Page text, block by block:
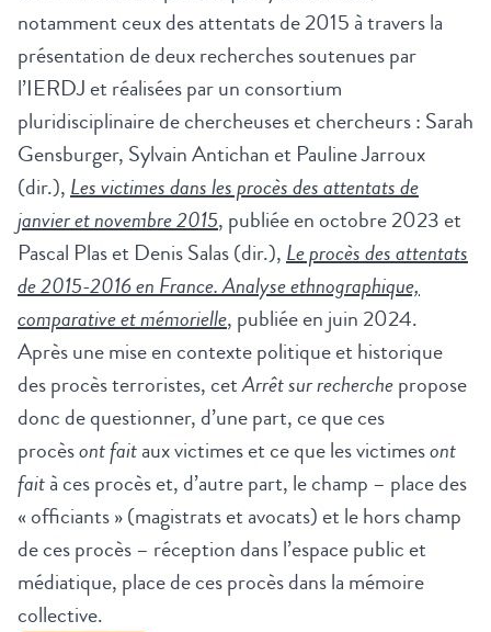
notamment ceux des attentats de 2015 à travers la
présentation de deux recherches soutenues par
l’IERDJ et réalisées par un consortium
pluridisciplinaire de chercheuses et chercheurs : Sarah
Gensburger, Sylvain Antichan et Pauline Jarroux
(dir.), Les victimes dans les procès des attentats de
janvier et novembre 2015, publiée en octobre 2023 et
Pascal Plas et Denis Salas (dir.), Le procès des attentats
de 2015-2016 en France. Analyse ethnographique,
comparative et mémorielle, publiée en juin 2024.
Après une mise en contexte politique et historique
des procès terroristes, cetArrêt sur recherchepropose
donc de questionner, d’une part, ce que ces
procèsont faitaux victimes et ce que les victimesont
faità ces procès et, d’autre part, le champ – place des
« officiants » (magistrats et avocats) et le hors champ
de ces procès – réception dans l’espace public et
médiatique, place de ces procès dans la mémoire
collective.